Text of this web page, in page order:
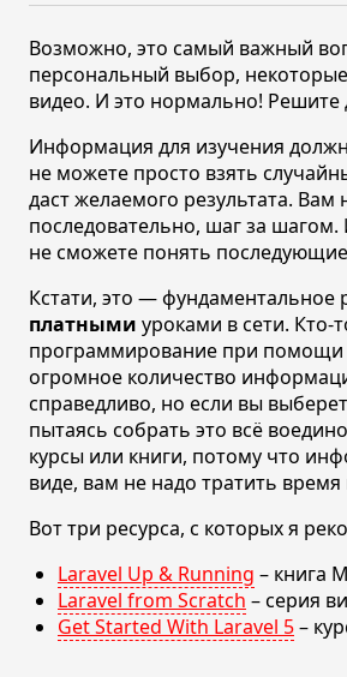
Возможно, это самый важный
персональный выбор,
видео. И это нормально! Решите
Информация для изучения
не можете просто взять
даст желаемого результата.
последовательно, шаг за
не сможете понять
Кстати, это — фундаментальное
платными уроками в сети. Кто-
программирование при помощи
огромное количество
справедливо, но если вы
пытаясь собрать это всё
курсы или книги, потому что
виде, вам не надо тратить время
Вот три ресурса, с которых я
Laravel Up & Running – книга
Laravel from Scratch – серия
Get Started With Laravel 5–